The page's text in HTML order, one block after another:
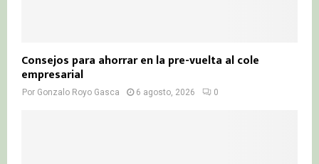
Consejos para ahorrar en la pre-vuelta al cole
empresarial
Por Gonzalo Royo Gasca 6 agosto, 2026 0